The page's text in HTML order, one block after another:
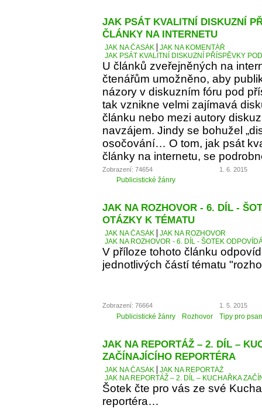
JAK PSÁT KVALITNÍ DISKUZNÍ
ČLÁNKY NA INTERNETU
JAK NA ČASÁK
JAK NA KOMENTÁŘ
JAK PSÁT KVALITNÍ DISKUZNÍ PŘÍSPĚVKY
U článků zveřejněných na
čtenářům umožněno, aby
názory v diskuzním fóru pod
tak vznikne velmi zajímavá
článku nebo mezi autory
navzájem. Jindy se bohužel
osočování… O tom, jak psát
články na internetu, se
Zobrazení: 74654 1. 6. 2015
Publicistické žánry
JAK NA ROZHOVOR - 6. DÍL -
OTÁZKY K TÉMATU
JAK NA ČASÁK
JAK NA ROZHOVOR
JAK NA ROZHOVOR - 6. DÍL - ŠOTEK
V příloze tohoto článku
jednotlivých částí tématu
Zobrazení: 76664 1. 5. 2015
Publicistické žánry Rozhovor Tipy pro
JAK NA REPORTÁŽ – 2. DÍL –
ZAČÍNAJÍCÍHO REPORTÉRA
JAK NA ČASÁK
JAK NA REPORTÁŽ
JAK NA REPORTÁŽ – 2. DÍL – KUCHAŘKA
Šotek čte pro vás ze své
reportéra…